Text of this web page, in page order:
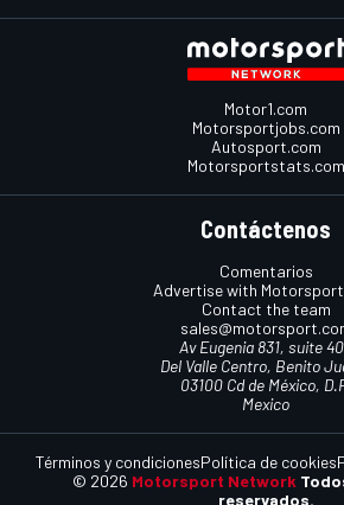
Motor1.com
Motorsportjobs.com
Autosport.com
Motorsportstats.com
Contáctenos
Comentarios
Advertise with
Contact the team
Av Eugenia 831, suite
Del Valle Centro, Benito
03100 Cd de México,
Mexico
© 2026 Motorsport Network
reservados.
Términos y condicionesPolítica de cookies